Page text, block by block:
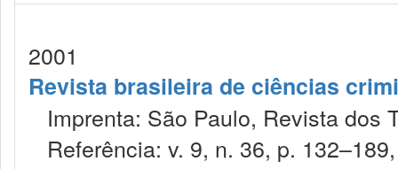
2001
Revista brasileira de ciências
Imprenta: São Paulo, Revista dos
Referência: v. 9, n. 36, p.